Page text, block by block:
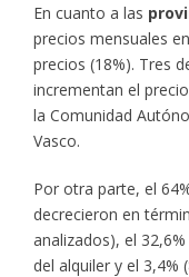
En cuanto a las
precios mensuales
precios (18%). Tres
incrementan el
la Comunidad
Vasco.
Por otra parte, el
decrecieron en
analizados), el
del alquiler y el 3,4%